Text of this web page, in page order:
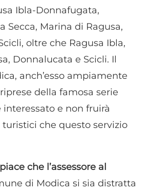
Ibla-Donnafugata,
Secca, Marina di Ragusa,
oltre che Ragusa Ibla,
Donnalucata e Scicli. Il
anch’esso ampiamente
della famosa serie
interessato e non fruirà
che questo servizio
che l’assessore al
di Modica si sia distratta